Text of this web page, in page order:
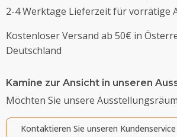
2-4 Werktage Lieferzeit für vorrätige
Kostenloser Versand ab 50€ in
Deutschland
Kamine zur Ansicht in unseren
Möchten Sie unsere
Kontaktieren Sie unseren Kundenservice